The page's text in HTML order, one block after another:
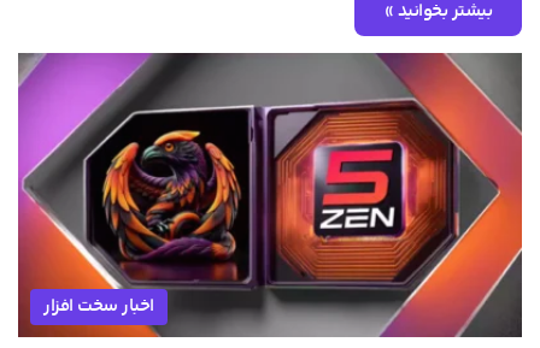
بیشتر بخوانید »
اخبار سخت افزار